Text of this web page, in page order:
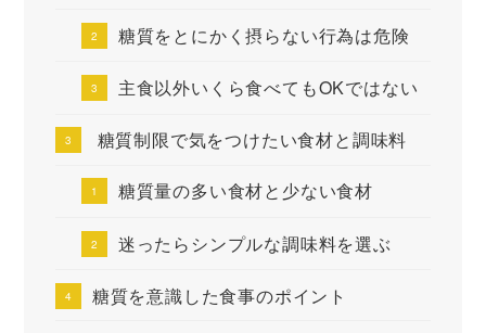
糖質をとにかく摂らない行為は危険
主食以外いくら食べてもOKではない
糖質制限で気をつけたい食材と調味料
糖質量の多い食材と少ない食材
迷ったらシンプルな調味料を選ぶ
糖質を意識した食事のポイント